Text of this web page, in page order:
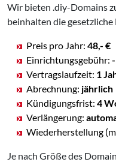
Wir bieten .diy-Domains
beinhalten die
Preis pro Jahr: 48,- €
Einrichtungsgebühr: -
Vertragslaufzeit: 1
Abrechnung: jährlich
Kündigungsfrist: 4
Verlängerung:
Wiederherstellung
Je nach Größe des